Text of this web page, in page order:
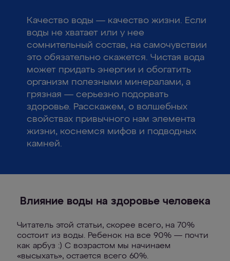
Качество воды — качество жизни. Если
воды не хватает или у нее
сомнительный состав, на самочувствии
это обязательно скажется. Чистая вода
может придать энергии и обогатить
организм полезными минералами, а
грязная — серьезно подорвать
здоровье. Расскажем, о волшебных
свойствах привычного нам элемента
жизни, коснемся мифов и подводных
камней.
Влияние воды на здоровье человека
Читатель этой статьи, скорее всего, на 70%
состоит из воды. Ребенок на все 90% — почти
как арбуз :) С возрастом мы начинаем
«высыхать», остается всего 60%.